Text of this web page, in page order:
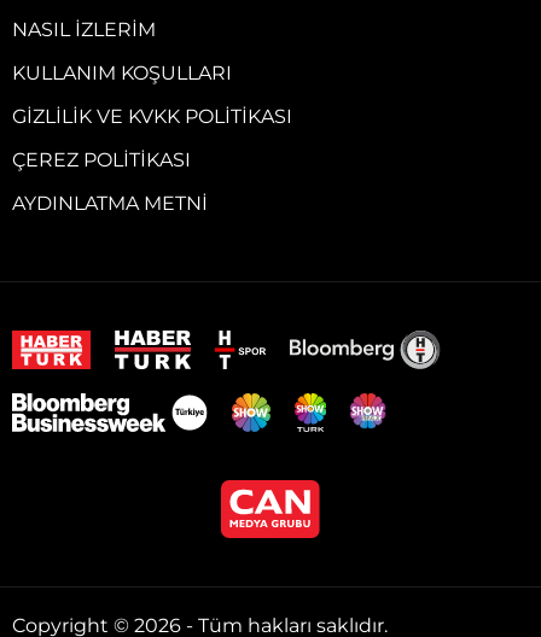
NASIL İZLERIM
KULLANIM KOŞULLARI
GIZLILIK VE KVKK POLITIKASI
ÇEREZ POLITIKASI
AYDINLATMA METNI
Copyright © 2026 - Tüm hakları saklıdır.